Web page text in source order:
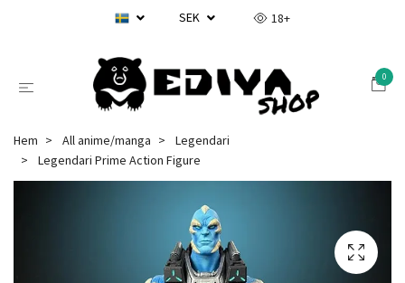
SEK 18+
0
Hem All anime/manga
Legendari
Legendari Prime Action Figure